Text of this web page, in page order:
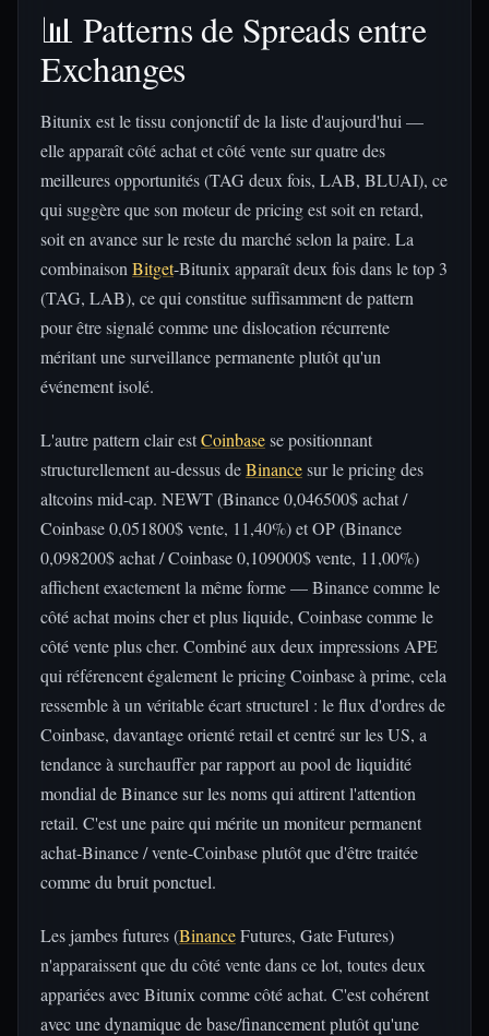
📊 Patterns de Spreads entre
Exchanges
Bitunix est le tissu conjonctif de la liste d'aujourd'hui —
elle apparaît côté achat et côté vente sur quatre des
meilleures opportunités (TAG deux fois, LAB, BLUAI), ce
qui suggère que son moteur de pricing est soit en retard,
soit en avance sur le reste du marché selon la paire. La
combinaison Bitget-Bitunix apparaît deux fois dans le top 3
(TAG, LAB), ce qui constitue suffisamment de pattern
pour être signalé comme une dislocation récurrente
méritant une surveillance permanente plutôt qu'un
événement isolé.
L'autre pattern clair estCoinbasese positionnant
structurellement au-dessus deBinancesur le pricing des
altcoins mid-cap. NEWT (Binance 0,046500$ achat /
Coinbase 0,051800$ vente, 11,40%) et OP (Binance
0,098200$ achat / Coinbase 0,109000$ vente, 11,00%)
affichent exactement la même forme — Binance comme le
côté achat moins cher et plus liquide, Coinbase comme le
côté vente plus cher. Combiné aux deux impressions APE
qui référencent également le pricing Coinbase à prime, cela
ressemble à un véritable écart structurel : le flux d'ordres de
Coinbase, davantage orienté retail et centré sur les US, a
tendance à surchauffer par rapport au pool de liquidité
mondial de Binance sur les noms qui attirent l'attention
retail. C'est une paire qui mérite un moniteur permanent
achat-Binance / vente-Coinbase plutôt que d'être traitée
comme du bruit ponctuel.
Les jambes futures (BinanceFutures, Gate Futures)
n'apparaissent que du côté vente dans ce lot, toutes deux
appariées avec Bitunix comme côté achat. C'est cohérent
avec une dynamique de base/financement plutôt qu'une